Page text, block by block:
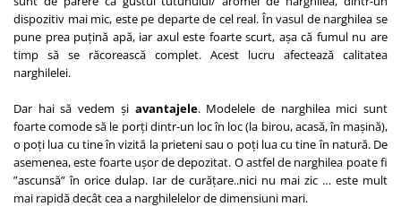
dispozitiv mai mic, este pe departe de cel real. În vasul de narghilea se
pune prea puțină apă, iar axul este foarte scurt, așa că fumul nu are
timp să se răcorească complet. Acest lucru afectează calitatea
narghilelei.
Dar hai să vedem și avantajele. Modelele de narghilea mici sunt
foarte comode să le porți dintr-un loc în loc (la birou, acasă, în mașină),
o poți lua cu tine în vizită la prieteni sau o poți lua cu tine în natură. De
asemenea, este foarte ușor de depozitat. O astfel de narghilea poate fi
”ascunsă” în orice dulap. Iar de curățare..nici nu mai zic … este mult
mai rapidă decât cea a narghilelelor de dimensiuni mari.